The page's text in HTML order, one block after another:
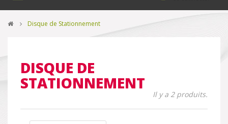
la
> Disque de Stationnement
DISQUE DE
STATIONNEMENT
Il y a 2 produits.